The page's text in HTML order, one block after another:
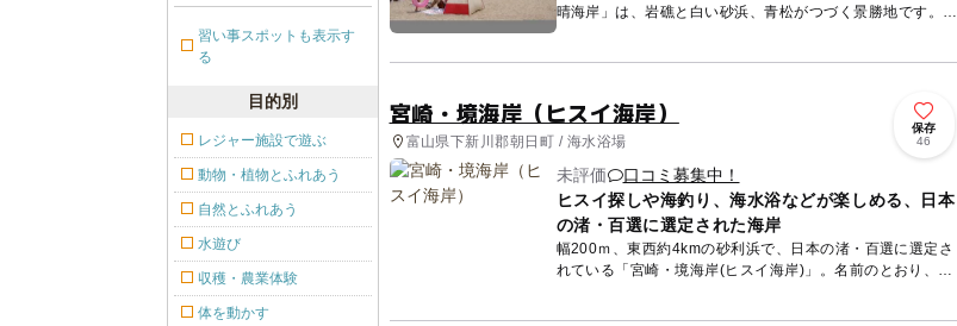
晴海岸」は、岩礁と白い砂浜、青松がつづく景勝地です。源
義経が奥州へ落ちのびる途中、にわか雨の晴れるのを待った
宮崎・境海岸（ヒスイ海岸）
富山県下新川郡朝日町 / 海水浴場
保存
46
未評価
口コミ募集中！
ヒスイ探しや海釣り、海水浴などが楽しめる、日本
の渚・百選に選定された海岸
幅200ｍ、東西約4kmの砂利浜で、日本の渚・百選に選定さ
れている「宮崎・境海岸(ヒスイ海岸)」。名前のとおり、ヒ
習い事スポットも表示す
る
目的別
レジャー施設で遊ぶ
動物・植物とふれあう
自然とふれあう
水遊び
収穫・農業体験
体を動かす